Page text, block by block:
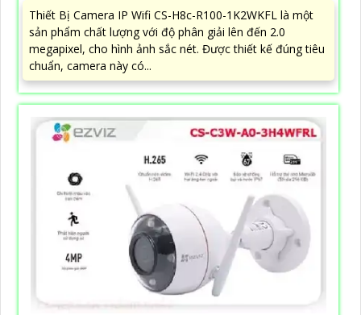
Thiết Bị Camera IP Wifi CS-H8c-R100-1K2WKFL là một
sản phẩm chất lượng với độ phân giải lên đến 2.0
megapixel, cho hình ảnh sắc nét. Được thiết kế đúng tiêu
chuẩn, camera này có...